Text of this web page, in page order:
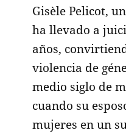
Gisèle Pelicot,
ha llevado a
años,
violencia de
medio siglo de
cuando su
mujeres en un